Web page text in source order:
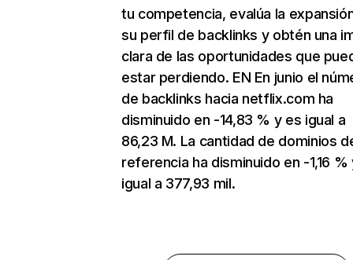
tu competencia, evalúa la
su perfil de backlinks y obtén una
clara de las oportunidades que
estar perdiendo. EN En junio el
de backlinks hacia netflix.com ha
disminuido en -14,83 % y es igual a
86,23 M. La cantidad de dominios
referencia ha disminuido en -1,16 %
igual a 377,93 mil.